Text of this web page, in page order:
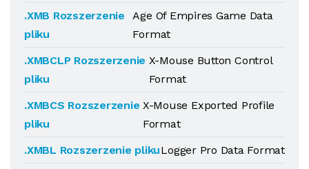
.XMB Rozszerzenie
pliku
Age Of Empires Game Data
Format
.XMBCLP Rozszerzenie
pliku
X-Mouse Button Control
Format
.XMBCS Rozszerzenie
pliku
X-Mouse Exported Profile
Format
.XMBL Rozszerzenie plikuLogger Pro Data Format